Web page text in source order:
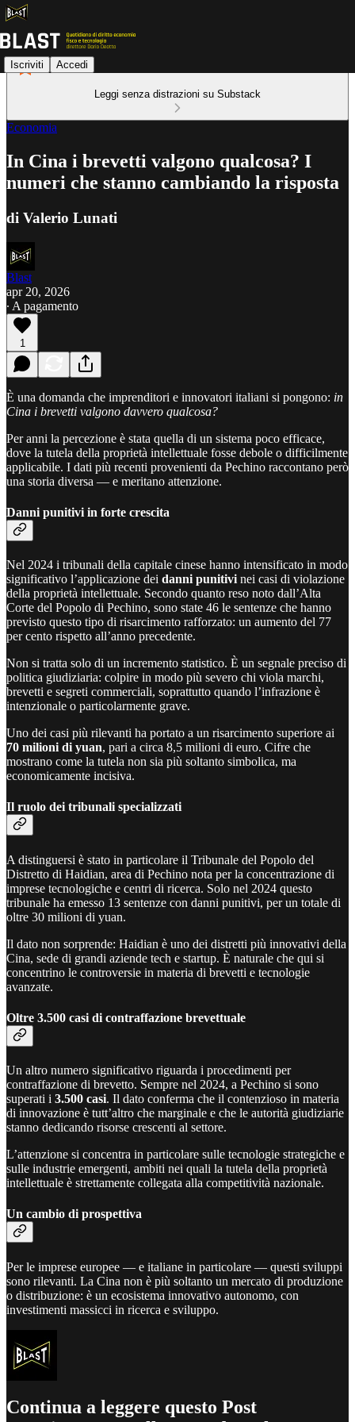
Iscriviti Accedi
Leggi senza distrazioni su Substack
Economia
In Cina i brevetti valgono qualcosa? I
numeri che stanno cambiando la risposta
di Valerio Lunati
Blast
apr 20, 2026
∙ A pagamento
1
È una domanda che imprenditori e innovatori italiani si pongono: in
Cina i brevetti valgono davvero qualcosa?
Per anni la percezione è stata quella di un sistema poco efficace,
dove la tutela della proprietà intellettuale fosse debole o difficilmente
applicabile. I dati più recenti provenienti da Pechino raccontano però
una storia diversa — e meritano attenzione.
Danni punitivi in forte crescita
Nel 2024 i tribunali della capitale cinese hanno intensificato in modo
significativo l’applicazione dei danni punitivi nei casi di violazione
della proprietà intellettuale. Secondo quanto reso noto dall’Alta
Corte del Popolo di Pechino, sono state 46 le sentenze che hanno
previsto questo tipo di risarcimento rafforzato: un aumento del 77
per cento rispetto all’anno precedente.
Non si tratta solo di un incremento statistico. È un segnale preciso di
politica giudiziaria: colpire in modo più severo chi viola marchi,
brevetti e segreti commerciali, soprattutto quando l’infrazione è
intenzionale o particolarmente grave.
Uno dei casi più rilevanti ha portato a un risarcimento superiore ai
70 milioni di yuan, pari a circa 8,5 milioni di euro. Cifre che
mostrano come la tutela non sia più soltanto simbolica, ma
economicamente incisiva.
Il ruolo dei tribunali specializzati
A distinguersi è stato in particolare il Tribunale del Popolo del
Distretto di Haidian, area di Pechino nota per la concentrazione di
imprese tecnologiche e centri di ricerca. Solo nel 2024 questo
tribunale ha emesso 13 sentenze con danni punitivi, per un totale di
oltre 30 milioni di yuan.
Il dato non sorprende: Haidian è uno dei distretti più innovativi della
Cina, sede di grandi aziende tech e startup. È naturale che qui si
concentrino le controversie in materia di brevetti e tecnologie
avanzate.
Oltre 3.500 casi di contraffazione brevettuale
Un altro numero significativo riguarda i procedimenti per
contraffazione di brevetto. Sempre nel 2024, a Pechino si sono
superati i 3.500 casi. Il dato conferma che il contenzioso in materia
di innovazione è tutt’altro che marginale e che le autorità giudiziarie
stanno dedicando risorse crescenti al settore.
L’attenzione si concentra in particolare sulle tecnologie strategiche e
sulle industrie emergenti, ambiti nei quali la tutela della proprietà
intellettuale è strettamente collegata alla competitività nazionale.
Un cambio di prospettiva
Per le imprese europee — e italiane in particolare — questi sviluppi
sono rilevanti. La Cina non è più soltanto un mercato di produzione
o distribuzione: è un ecosistema innovativo autonomo, con
investimenti massicci in ricerca e sviluppo.
Continua a leggere questo Post